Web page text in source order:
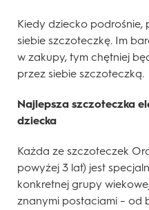
Kiedy dziecko
siebie szczoteczkę. Im
w zakupy, tym chętniej
przez siebie szczoteczką.
Najlepsza szczoteczka
dziecka
Każda ze szczoteczek
powyżej 3 lat) jest
konkretnej grupy
znanymi postaciami – od